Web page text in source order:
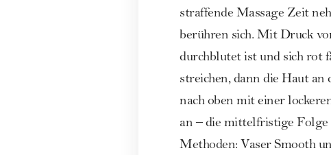
straffende Massage Zeit
berühren sich. Mit Druck
durchblutet ist und sich rot
streichen, dann die Haut
nach oben mit einer
an – die mittelfristige
Methoden: Vaser Smooth